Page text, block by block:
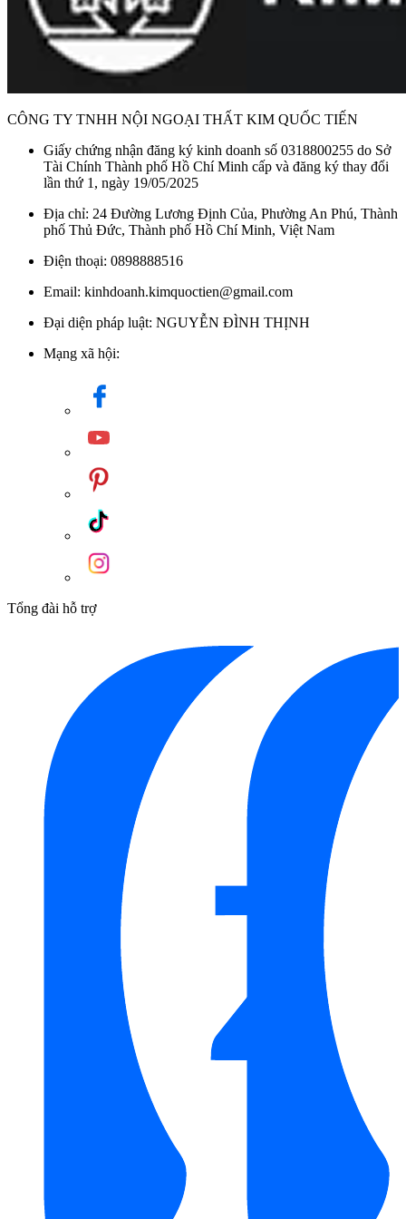
Cấu tạo chi tiết của máy nước nóng ARISTON VITALY 15L
bằng đồng, thay vì các vật liệu khác như inox hay thép không
gỉ. Điều này giúp quá trình làm nóng diễn ra nhanh hơn, đồng
thời hạn chế tình trạng bám cặn và kéo dài tuổi thọ của thanh
Đánh giá từ người dùng: Nhiều khách hàng đã mua và sử dụng
máy nước nóng gián tiếp Vitaly Ariston tại Hita và đánh giá
cao hiệu suất hoạt động cũng như sự tận tâm của đội ngũ lắp
đặt. Sản phẩm nhận được phản hồi tích cực về khả năng làm
chọn dung tích 15L, 20L và 30L để phù hợp với nhu cầu sử
Để sở hữu sản phẩm máy nước nóng gián tiếp Vitaly Ariston
chính hãng với chất lượng đảm bảo và dịch vụ tốt nhất, hãy
liên hệ ngay với
Kim Quốc Tiến
qua số điện thoại
0898888516. Chúng tôi cam kết cung cấp các sản phẩm
Ariston uy tín, đáp ứng mọi nhu cầu về thiết bị nhà tắm và nhà
bếp của bạn.
Danh mục: Vật Liệu Nước Máy Nước Nóng
Máy Nước
Máy Gián Tiếp ARISTON
Bình Nước
Nóng Ariston 15 Lít
CÔNG TY TNHH NỘI NGOẠI THẤT KIM QUỐC TIẾN
Giấy chứng nhận đăng ký kinh doanh số 0318800255 do Sở
Tài Chính Thành phố Hồ Chí Minh cấp và đăng ký thay đổi
lần thứ 1, ngày 19/05/2025
Địa chỉ: 24 Đường Lương Định Của, Phường An Phú, Thành
phố Thủ Đức, Thành phố Hồ Chí Minh, Việt Nam
Điện thoại: 0898888516
Email: kinhdoanh.kimquoctien@gmail.com
Đại diện pháp luật: NGUYỄN ĐÌNH THỊNH
Mạng xã hội:
Tổng đài hỗ trợ